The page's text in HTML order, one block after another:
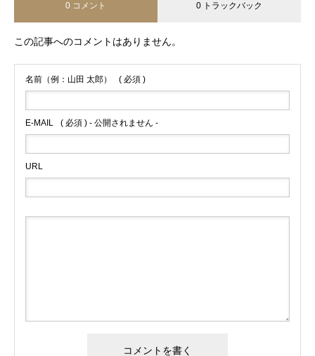
0 コメント 0 トラックバック
この記事へのコメントはありません。
名前（例：山田 太郎） ( 必須 )
E-MAIL ( 必須 ) - 公開されません -
URL